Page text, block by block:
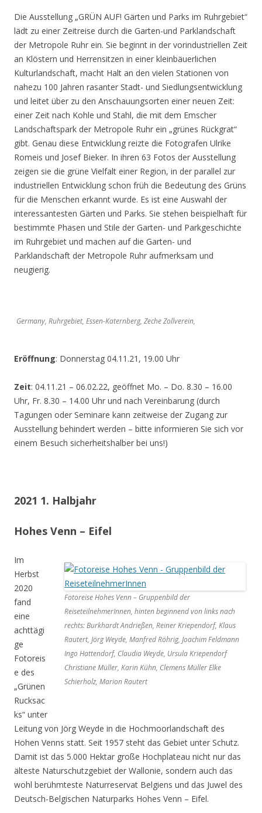
Die Ausstellung „GRÜN AUF! Gärten und Parks im Ruhrgebiet“
lädt zu einer Zeitreise durch die Garten-und Parklandschaft
der Metropole Ruhr ein. Sie beginnt in der vorindustriellen Zeit
an Klöstern und Herrensitzen in einer kleinbäuerlichen
Kulturlandschaft, macht Halt an den vielen Stationen von
nahezu 100 Jahren rasanter Stadt- und Siedlungsentwicklung
und leitet über zu den Anschauungsorten einer neuen Zeit:
einer Zeit nach Kohle und Stahl, die mit dem Emscher
Landschaftspark der Metropole Ruhr ein „grünes Rückgrat“
gibt. Genau diese Entwicklung reizte die Fotografen Ulrike
Romeis und Josef Bieker. In ihren 63 Fotos der Ausstellung
zeigen sie die grüne Vielfalt einer Region, in der parallel zur
industriellen Entwicklung schon früh die Bedeutung des Grüns
für die Menschen erkannt wurde. Es ist eine Auswahl der
interessantesten Gärten und Parks. Sie stehen beispielhaft für
bestimmte Phasen und Stile der Garten- und Parkgeschichte
im Ruhrgebiet und machen auf die Garten- und
Parklandschaft der Metropole Ruhr aufmerksam und
neugierig.
Germany, Ruhrgebiet, Essen-Katernberg, Zeche Zollverein,
Eröffnung: Donnerstag 04.11.21, 19.00 Uhr
Zeit: 04.11.21 – 06.02.22, geöffnet Mo. – Do. 8.30 – 16.00
Uhr, Fr. 8.30 – 14.00 Uhr und nach Vereinbarung (durch
Tagungen oder Seminare kann zeitweise der Zugang zur
Ausstellung behindert werden – bitte informieren Sie sich vor
einem Besuch sicherheitshalber bei uns!)
2021 1. Halbjahr
Hohes Venn – Eifel
Fotoreise Hohes Venn – Gruppenbild der
ReiseteilnehmerInnen, hinten beginnend von links nach
rechts: Burkhardt Andrießen, Reiner Kriependorf, Klaus
Rautert, Jörg Weyde, Manfred Röhrig, Joachim Feldmann
Ingo Hattendorf, Claudia Weyde, Ursula Kriependorf
Christiane Müller, Karin Kühn, Clemens Müller Elke
Schierholz, Marion Rautert
Im
Herbst
2020
fand
eine
achttägi
ge
Fotoreis
e des
„Grünen
Rucksac
ks“ unter
Leitung von Jörg Weyde in die Hochmoorlandschaft des
Hohen Venns statt. Seit 1957 steht das Gebiet unter Schutz.
Damit ist das 5.000 Hektar große Hochplateau nicht nur das
älteste Naturschutzgebiet der Wallonie, sondern auch das
wohl berühmteste Naturreservat Belgiens und das Juwel des
Deutsch-Belgischen Naturparks Hohes Venn – Eifel.